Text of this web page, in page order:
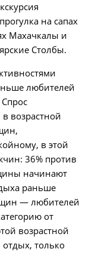
на сапах
Махачкалы и
Столбы.
любителей
возрастной
в этой
36% против
начинают
раньше
— любителей
от
возрастной
только